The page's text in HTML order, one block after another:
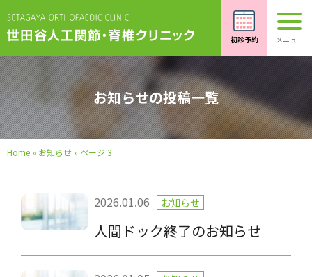
お知らせの投稿一覧
Home» お知らせ» ページ 3
2026.01.06 お知らせ
人間ドック終了のお知らせ